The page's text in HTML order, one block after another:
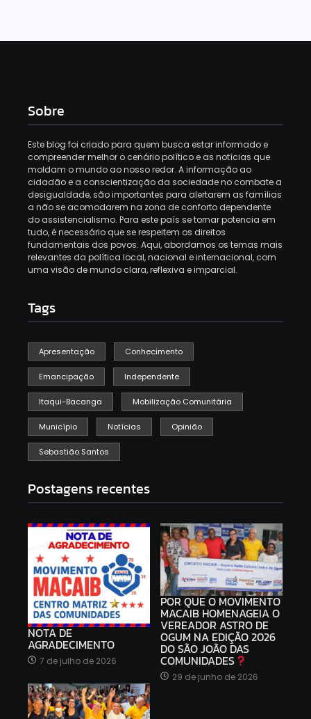
Sobre
Este blog foi criado para quem busca estar informado e
compreender melhor o cenário político e as notícias que
moldam o mundo ao nosso redor. A informação ao
cidadão e a conscientização da sociedade no combate a
desigualdade, são importantes para alertarem as famílias
a não se acomodarem na zona de conforto dependente
do assistencialismo. Para este país se tornar potencia em
tudo, é necessário que se respeitem os direitos
fundamentais dos povos. Aqui, abordamos os temas mais
relevantes da política local, nacional e internacional, com
uma visão de mundo clara, reflexiva e imparcial.
Tags
Apresentação Conhecimento
Emancipação Independente
Itaqui-Bacanga Mobilização Comunitária
Município Notícias Opinião
Sebastião Santos
Postagens recentes
NOTA DE
AGRADECIMENTO
7 de julho de 2026
POR QUE O MOVIMENTO
MACAIB HOMENAGEIA O
VEREADOR ASTRO DE
OGUM NA EDIÇÃO 2026
DO SÃO JOÃO DAS
COMUNIDADES
29 de junho de 2026